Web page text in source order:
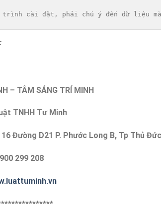
trình cài đặt, phải chú ý đến dữ liệu
– TÂM SÁNG TRÍ MINH
TNHH Tư Minh
Đường D21 P. Phước Long B, Tp Thủ Đức
299 208